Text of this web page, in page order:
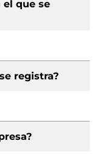
el que se
registra?